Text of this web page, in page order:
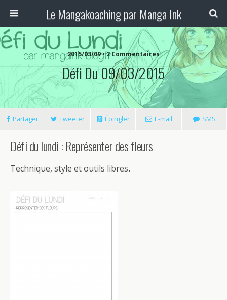
Le Mangakoaching par Manga Ink
2015/03/09 • 2 Commentaires
Défi Du 09/03/2015
Partager Tweeter Épingler E-mail SMS
Défi du lundi : Représenter des fleurs
Technique, style et outils libres.